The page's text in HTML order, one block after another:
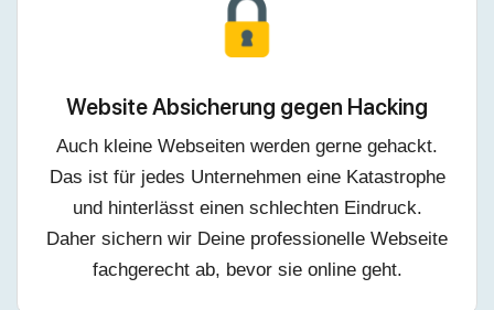
Website Absicherung gegen Hacking
Auch kleine Webseiten werden gerne gehackt.
Das ist für jedes Unternehmen eine Katastrophe
und hinterlässt einen schlechten Eindruck.
Daher sichern wir Deine professionelle Webseite
fachgerecht ab, bevor sie online geht.